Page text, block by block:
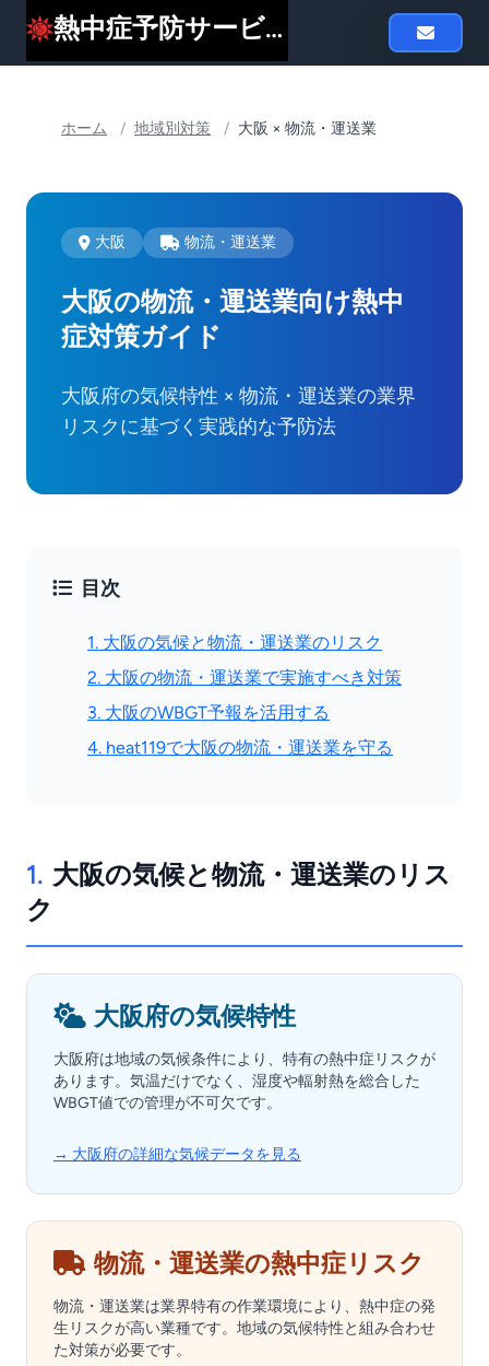
熱中症予防サービスheat119
ホーム / 地域別対策 / 大阪 × 物流・運送業
大阪 物流・運送業
大阪の物流・運送業向け熱中
症対策ガイド
大阪府の気候特性 × 物流・運送業の業界
リスクに基づく実践的な予防法
目次
1. 大阪の気候と物流・運送業のリスク
2. 大阪の物流・運送業で実施すべき対策
3. 大阪のWBGT予報を活用する
4. heat119で大阪の物流・運送業を守る
1. 大阪の気候と物流・運送業のリス
ク
大阪府の気候特性
大阪府は地域の気候条件により、特有の熱中症リスクが
あります。気温だけでなく、湿度や輻射熱を総合した
WBGT値での管理が不可欠です。
→ 大阪府の詳細な気候データを見る
物流・運送業の熱中症リスク
物流・運送業は業界特有の作業環境により、熱中症の発
生リスクが高い業種です。地域の気候特性と組み合わせ
た対策が必要です。